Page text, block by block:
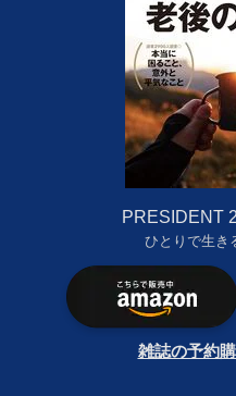
PRESIDENT
ひとりで生き
雑誌の予約